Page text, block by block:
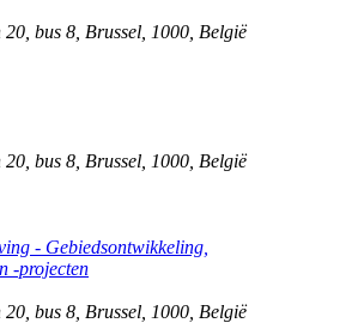
bus 8 Brussel 1000 België
bus 8 Brussel 1000 België
- Gebiedsontwikkeling,
-projecten
bus 8 Brussel 1000 België